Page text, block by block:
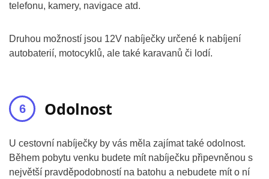
telefonu, kamery, navigace atd.
Druhou možností jsou 12V nabíječky určené k nabíjení
autobaterií, motocyklů, ale také karavanů či lodí.
Odolnost
U cestovní nabíječky by vás měla zajímat také odolnost.
Během pobytu venku budete mít nabíječku připevněnou s
největší pravděpodobností na batohu a nebudete mít o ní